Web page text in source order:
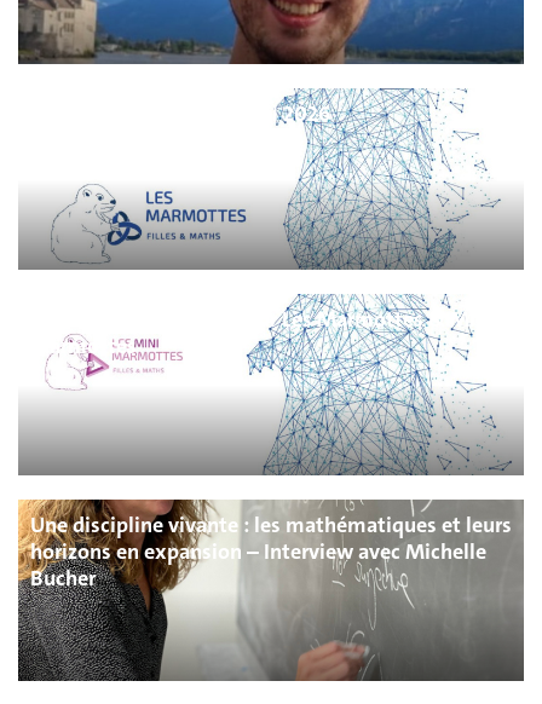
Les Marmottes | 13-17 avril 2026
Inscriptions ouvertes pour Les Marmottes & Mini-
Marmottes
Une discipline vivante : les mathématiques et leurs
horizons en expansion – Interview avec Michelle
Bucher